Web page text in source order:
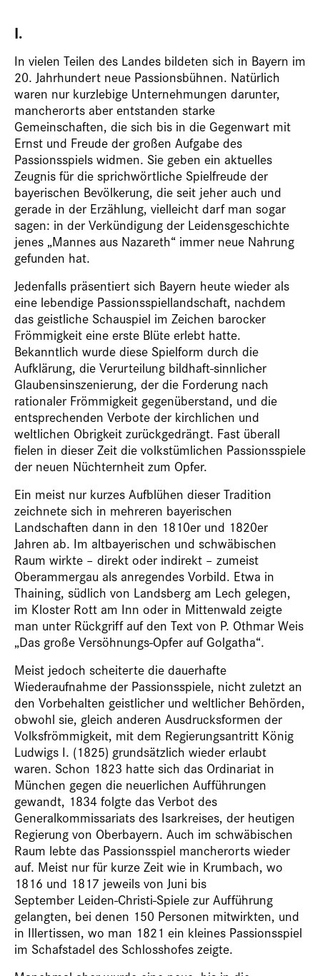
I.
In vielen Teilen des Landes bildeten sich in Bayern im
20. Jahrhundert neue Passionsbühnen. Natürlich
waren nur kurzlebige Unternehmungen darunter,
mancherorts aber entstanden starke
Gemeinschaften, die sich bis in die ­Gegenwart mit
Ernst und Freude der großen Aufgabe des
Passionsspiels widmen. Sie geben ein aktuelles
Zeugnis für die sprichwörtliche Spielfreude der
bayerischen Bevölkerung, die seit jeher auch und
gerade in der Erzählung, vielleicht darf man sogar
sagen: in der Verkündigung der Leidensgeschichte
jenes „Mannes aus Nazareth“ immer neue Nahrung
gefunden hat.
Jedenfalls präsentiert sich Bayern heute wieder als
eine lebendige Passionsspiellandschaft, nachdem
das geistliche Schauspiel im Zeichen barocker
Frömmigkeit eine erste Blüte erlebt hatte.
Bekanntlich wurde diese Spielform durch die
Aufklärung, die Verurteilung bildhaft-sinnlicher
Glaubensinszenierung, der die Forderung nach
rationaler Frömmigkeit gegenüberstand, und die
entsprechenden Verbote der kirchlichen und
weltlichen Obrigkeit zurückgedrängt. Fast überall
fielen in dieser Zeit die volkstümlichen Passionsspiele
der neuen Nüchternheit zum Opfer.
Ein meist nur kurzes Aufblühen dieser Tradition
zeichnete sich in mehreren bayerischen
Landschaften dann in den 1810er und 1820er
Jahren ab. Im altbayerischen und schwäbischen
Raum wirkte – direkt oder indirekt – zumeist
Oberammergau als anregendes Vorbild. Etwa in
Thaining, südlich von Landsberg am Lech gelegen,
im Kloster Rott am Inn oder in Mittenwald zeigte
man unter Rückgriff auf den Text von P. Othmar Weis
„Das große Versöhnungs-Opfer auf Golgatha“.
Meist jedoch scheiterte die dauerhafte
Wiederaufnahme der Passionsspiele, nicht zuletzt an
den Vorbehalten geistlicher und weltlicher Behörden,
obwohl sie, gleich anderen Ausdrucksformen der
Volksfrömmigkeit, mit dem Regierungsantritt König
Ludwigs I. (1825) grundsätzlich wieder erlaubt
waren. Schon 1823 hatte sich das Ordinariat in
München gegen die neuerlichen Aufführungen
gewandt, 1834 folgte das Verbot des
Generalkommissariats des Isarkreises, der heutigen
Regierung von Oberbayern. Auch im schwäbischen
Raum lebte das Passionsspiel mancherorts wieder
auf. Meist nur für kurze Zeit wie in Krumbach, wo
1816 und 1817 jeweils von Juni bis
September Leiden-Christi-Spiele zur Aufführung
gelangten, bei denen 150 Personen mitwirkten, und
in Illertissen, wo man 1821 ein kleines Passionsspiel
im Schafstadel des Schlosshofes zeigte.